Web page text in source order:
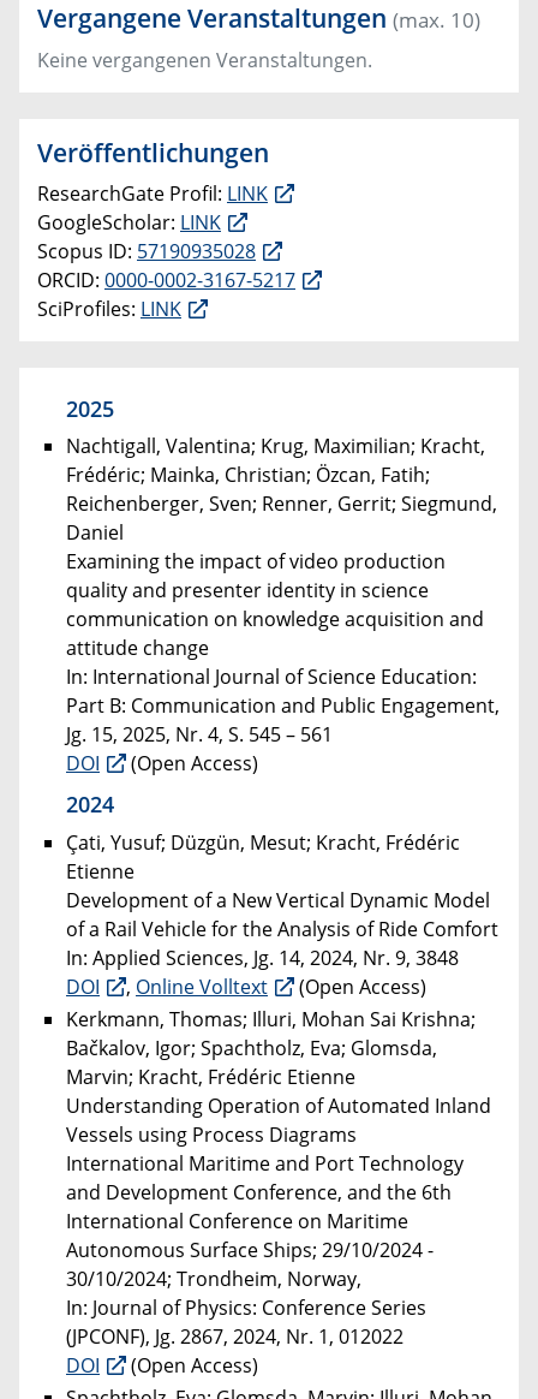
Vergangene Veranstaltungen (max. 10)
Keine vergangenen Veranstaltungen.
Veröffentlichungen
ResearchGate Profil: ​ LINK
GoogleScholar: LINK
Scopus ID: 57190935028
ORCID: 0000-0002-3167-5217​
SciProfiles: LINK
2025
Nachtigall, Valentina; Krug, Maximilian; Kracht,
Frédéric; Mainka, Christian; Özcan, Fatih;
Reichenberger, Sven; Renner, Gerrit; Siegmund,
Daniel
Examining the impact of video production
quality and presenter identity in science
communication on knowledge acquisition and
attitude change
In: International Journal of Science Education:
Part B: Communication and Public Engagement,
Jg. 15, 2025, Nr. 4, S. 545 – 561
DOI
(Open Access)
2024
Çati, Yusuf; Düzgün, Mesut; Kracht, Frédéric
Etienne
Development of a New Vertical Dynamic Model
of a Rail Vehicle for the Analysis of Ride Comfort
In: Applied Sciences, Jg. 14, 2024, Nr. 9, 3848
DOI
, Online Volltext
(Open Access)
Kerkmann, Thomas; Illuri, Mohan Sai Krishna;
Bačkalov, Igor; Spachtholz, Eva; Glomsda,
Marvin; Kracht, Frédéric Etienne
Understanding Operation of Automated Inland
Vessels using Process Diagrams
International Maritime and Port Technology
and Development Conference, and the 6th
International Conference on Maritime
Autonomous Surface Ships; 29/10/2024 -
30/10/2024; Trondheim, Norway,
In: Journal of Physics: Conference Series
(JPCONF), Jg. 2867, 2024, Nr. 1, 012022
DOI
(Open Access)